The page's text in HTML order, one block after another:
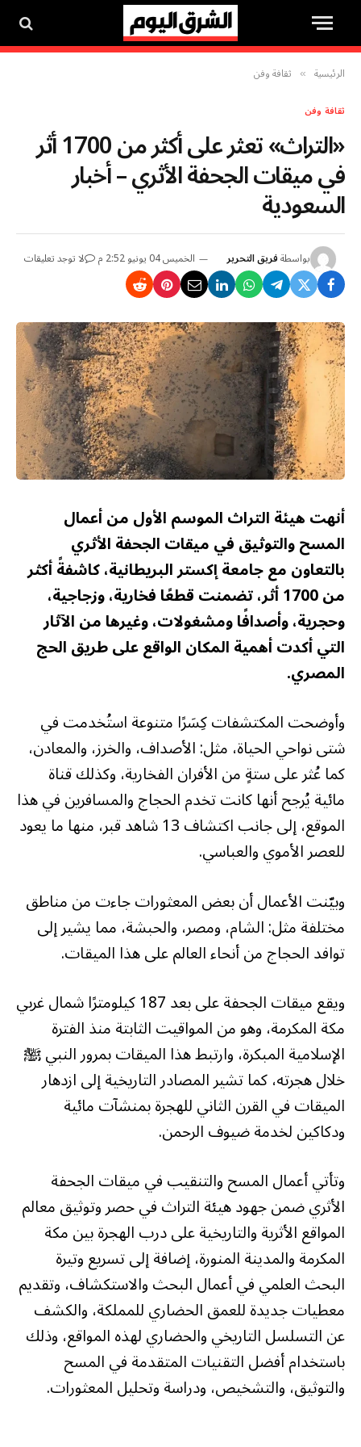
الرئيسية » ثقافة وفن
ثقافة وفن
«التراث» تعثر على أكثر من 1700 أثر
في ميقات الجحفة الأثري – أخبار
السعودية
بواسطةفريق التحرير الخميس 04 يونيو 2:52 م لا توجد تعليقات
أنهت هيئة التراث الموسم الأول من أعمال
المسح والتوثيق في ميقات الجحفة الأثري
بالتعاون مع جامعة إكستر البريطانية، كاشفةً أكثر
من 1700 أثر، تضمنت قطعًا فخارية، وزجاجية،
وحجرية، وأصدافًا ومشغولات، وغيرها من الآثار
التي أكدت أهمية المكان الواقع على طريق الحج
المصري.
وأوضحت المكتشفات كِسَرًا متنوعة استُخدمت في
شتى نواحي الحياة، مثل: الأصداف، والخرز، والمعادن،
كما عُثر على ستةٍ من الأفران الفخارية، وكذلك قناة
مائية يُرجح أنها كانت تخدم الحجاج والمسافرين في هذا
الموقع، إلى جانب اكتشاف 13 شاهد قبر، منها ما يعود
للعصر الأموي والعباسي.
وبيّنت الأعمال أن بعض المعثورات جاءت من مناطق
مختلفة مثل: الشام، ومصر، والحبشة، مما يشير إلى
توافد الحجاج من أنحاء العالم على هذا الميقات.
ويقع ميقات الجحفة على بعد 187 كيلومترًا شمال غربي
مكة المكرمة، وهو من المواقيت الثابتة منذ الفترة
الإسلامية المبكرة، وارتبط هذا الميقات بمرور النبي ﷺ
خلال هجرته، كما تشير المصادر التاريخية إلى ازدهار
الميقات في القرن الثاني للهجرة بمنشآت مائية
ودكاكين لخدمة ضيوف الرحمن.
وتأتي أعمال المسح والتنقيب في ميقات الجحفة
الأثري ضمن جهود هيئة التراث في حصر وتوثيق معالم
المواقع الأثرية والتاريخية على درب الهجرة بين مكة
المكرمة والمدينة المنورة، إضافة إلى تسريع وتيرة
البحث العلمي في أعمال البحث والاستكشاف، وتقديم
معطيات جديدة للعمق الحضاري للمملكة، والكشف
عن التسلسل التاريخي والحضاري لهذه المواقع، وذلك
باستخدام أفضل التقنيات المتقدمة في المسح
والتوثيق، والتشخيص، ودراسة وتحليل المعثورات.